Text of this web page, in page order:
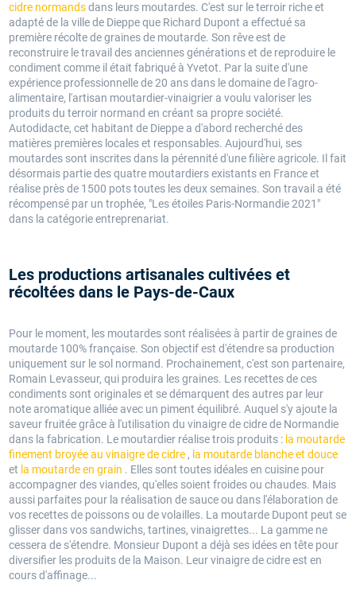
cidre normandsdans leurs moutardes. C'est sur le terroir riche et
adapté de la ville de Dieppe que Richard Dupont a effectué sa
première récolte de graines de moutarde. Son rêve est de
reconstruire le travail des anciennes générations et de reproduire le
condiment comme il était fabriqué à Yvetot. Par la suite d'une
expérience professionnelle de 20 ans dans le domaine de l'agro-
alimentaire, l'artisan moutardier-vinaigrier a voulu valoriser les
produits du terroir normand en créant sa propre société.
Autodidacte, cet habitant de Dieppe a d'abord recherché des
matières premières locales et responsables. Aujourd'hui, ses
moutardes sont inscrites dans la pérennité d'une filière agricole. Il fait
désormais partie des quatre moutardiers existants en France et
réalise près de 1500 pots toutes les deux semaines. Son travail a été
récompensé par un trophée, "Les étoiles Paris-Normandie 2021"
dans la catégorie entreprenariat.
Les productions artisanales cultivées et
récoltées dans le Pays-de-Caux
Pour le moment, les moutardes sont réalisées à partir de graines de
moutarde 100% française. Son objectif est d'étendre sa production
uniquement sur le sol normand. Prochainement, c'est son partenaire,
Romain Levasseur, qui produira les graines. Les recettes de ces
condiments sont originales et se démarquent des autres par leur
note aromatique alliée avec un piment équilibré. Auquel s'y ajoute la
saveur fruitée grâce à l'utilisation du vinaigre de cidre de Normandie
dans la fabrication. Le moutardier réalise trois produits : la moutarde
finement broyée au vinaigre de cidre , la moutarde blanche et douce
et la moutarde en grain . Elles sont toutes idéales en cuisine pour
accompagner des viandes, qu'elles soient froides ou chaudes. Mais
aussi parfaites pour la réalisation de sauce ou dans l'élaboration de
vos recettes de poissons ou de volailles. La moutarde Dupont peut se
glisser dans vos sandwichs, tartines, vinaigrettes... La gamme ne
cessera de s'étendre. Monsieur Dupont a déjà ses idées en tête pour
diversifier les produits de la Maison. Leur vinaigre de cidre est en
cours d'affinage...